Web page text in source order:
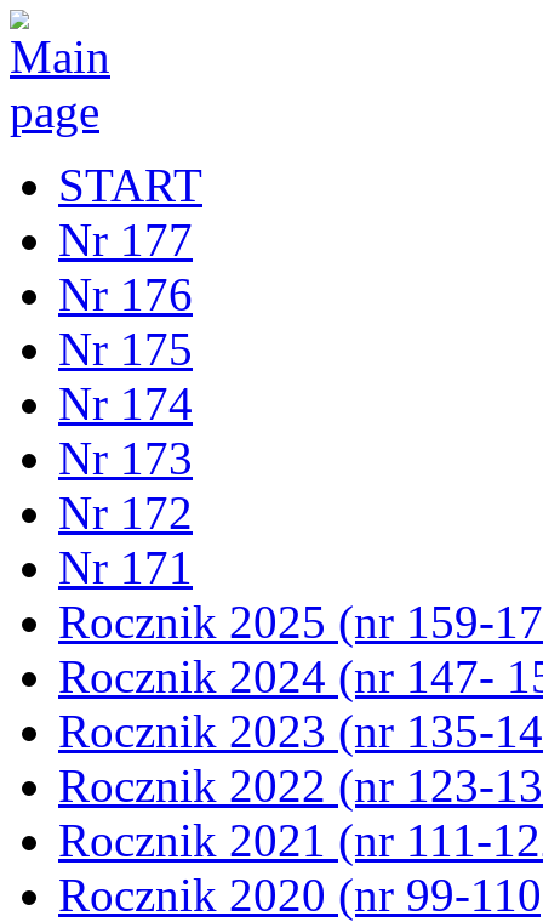
START
Nr 177
Nr 176
Nr 175
Nr 174
Nr 173
Nr 172
Nr 171
Rocznik 2025 (nr 159-
Rocznik 2024 (nr 147-
Rocznik 2023 (nr 135-
Rocznik 2022 (nr 123-
Rocznik 2021 (nr 111-
Rocznik 2020 (nr 99-